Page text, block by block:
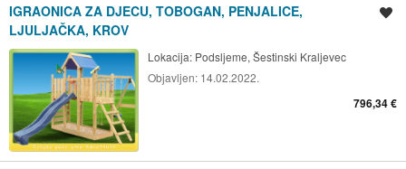
IGRAONICA ZA DJECU, TOBOGAN, PENJALICE,
LJULJAČKA, KROV
Lokacija: Podsljeme, Šestinski Kraljevec
Objavljen: 14.02.2022.
796,34 €